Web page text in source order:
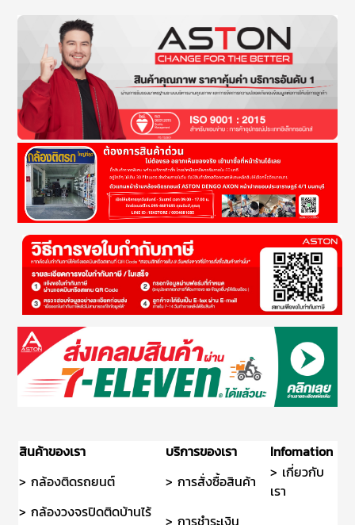
สินค้าของเรา บริการของเรา
Infomation
> กล้องติดรถยนต์
> การสั่งซื้อสินค้า
> เกี่ยวกับ
เรา
> กล้องวงจรปิดติดบ้านไร้
> การชำระเงิน